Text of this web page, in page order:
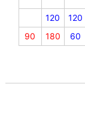
120
120
90
180 60